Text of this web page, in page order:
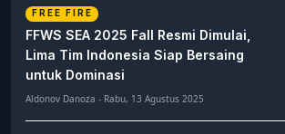
FREE FIRE
FFWS SEA 2025 Fall Resmi Dimulai,
Lima Tim Indonesia Siap Bersaing
untuk Dominasi
Aldonov Danoza - Rabu, 13 Agustus 2025